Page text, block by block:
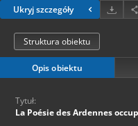
Ukryj szczegóły
Struktura obiektu
Opis obiektu
Tytuł:
La Poésie des Ardennes